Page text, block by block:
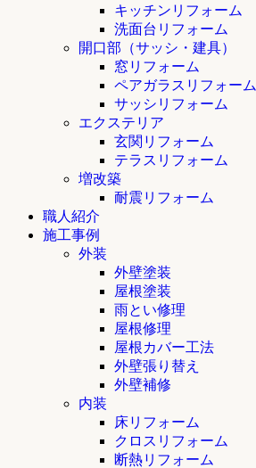
キッチンリフォーム
洗面台リフォーム
開口部（サッシ・建具）
窓リフォーム
ペアガラスリフォーム
サッシリフォーム
エクステリア
玄関リフォーム
テラスリフォーム
増改築
耐震リフォーム
職人紹介
施工事例
外装
外壁塗装
屋根塗装
雨とい修理
屋根修理
屋根カバー工法
外壁張り替え
外壁補修
内装
床リフォーム
クロスリフォーム
断熱リフォーム